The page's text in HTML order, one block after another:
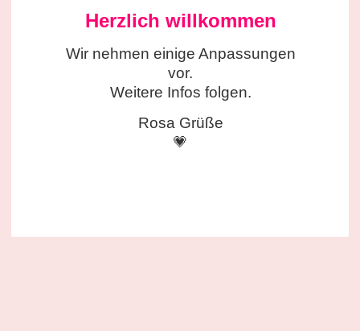
Herzlich willkommen
Wir nehmen einige Anpassungen
vor.
Weitere Infos folgen.
Rosa Grüße
💗